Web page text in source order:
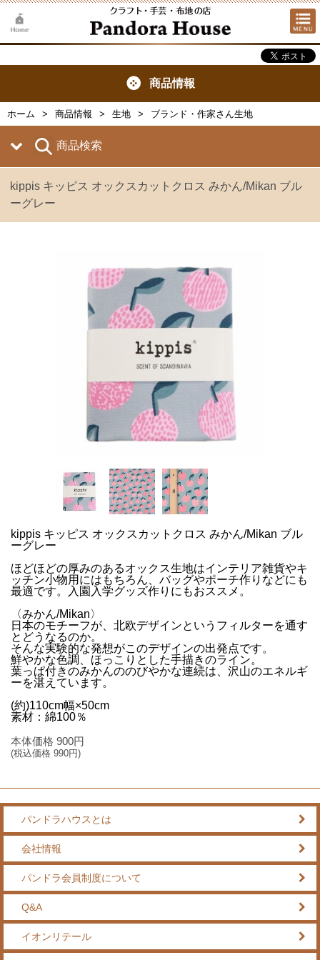
商品情報
ホーム 商品情報 生地 ブランド・作家さん生地
商品検索
kippis キッピス オックスカットクロス みかん/Mikan ブル
ーグレー
kippis キッピス オックスカットクロス みかん/Mikan ブル
ーグレー
ほどほどの厚みのあるオックス生地はインテリア雑貨やキ
ッチン小物用にはもちろん、バッグやポーチ作りなどにも
最適です。入園入学グッズ作りにもおススメ。
〈みかん/Mikan〉
日本のモチーフが、北欧デザインというフィルターを通す
とどうなるのか。
そんな実験的な発想がこのデザインの出発点です。
鮮やかな色調、ほっこりとした手描きのライン。
葉っぱ付きのみかんののびやかな連続は、沢山のエネルギ
ーを湛えています。
(約)110cm幅×50cm
素材：綿100％
本体価格 900円
(税込価格 990円)
パンドラハウスとは
会社情報
パンドラ会員制度について
Q&A
イオンリテール